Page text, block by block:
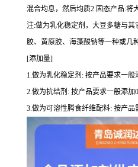
混合均息，然后均质2.固态产品:将
注:做为乳化稳定剂，大豆多糖与
胶、黄原胶、海藻酸钠等一种或几
[添加量]
1.做为乳化稳定剂: 按产品要求一般
2.做为抗结剂: 按产品要求一般添加
3.做为可溶性腾食纤维配料: 按产品